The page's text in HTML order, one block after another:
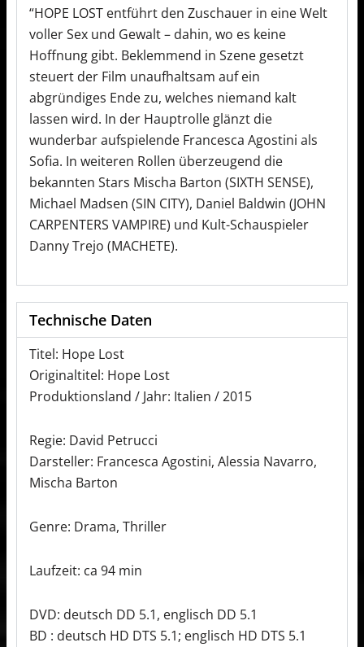
“HOPE LOST entführt den Zuschauer in eine Welt
voller Sex und Gewalt – dahin, wo es keine
Hoffnung gibt. Beklemmend in Szene gesetzt
steuert der Film unaufhaltsam auf ein
abgründiges Ende zu, welches niemand kalt
lassen wird. In der Hauptrolle glänzt die
wunderbar aufspielende Francesca Agostini als
Sofia. In weiteren Rollen überzeugend die
bekannten Stars Mischa Barton (SIXTH SENSE),
Michael Madsen (SIN CITY), Daniel Baldwin (JOHN
CARPENTERS VAMPIRE) und Kult-Schauspieler
Danny Trejo (MACHETE).
Technische Daten
Titel: Hope Lost
Originaltitel: Hope Lost
Produktionsland / Jahr: Italien / 2015
Regie: David Petrucci
Darsteller: Francesca Agostini, Alessia Navarro,
Mischa Barton
Genre: Drama, Thriller
Laufzeit: ca 94 min
DVD: deutsch DD 5.1, englisch DD 5.1
BD : deutsch HD DTS 5.1; englisch HD DTS 5.1